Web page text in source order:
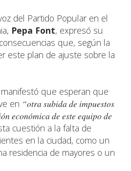
del Partido Popular en el
Pepa Font, expresó su
que, según la
este plan de ajuste sobre la
que esperan que
en “otra subida de impuestos
económica de este equipo de
cuestión a la falta de
en la ciudad, como un
residencia de mayores o un